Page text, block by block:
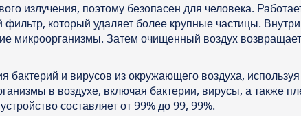
излучения, поэтому безопасен для человека.
который удаляет более крупные частицы. Внутри
микроорганизмы. Затем очищенный воздух
бактерий и вирусов из окружающего воздуха,
в воздухе, включая бактерии, вирусы, а также
составляет от 99% до 99, 99%.